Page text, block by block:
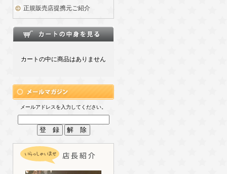
正規販売店提携元ご紹介
カートの中に商品はありません
メールアドレスを入力してください。